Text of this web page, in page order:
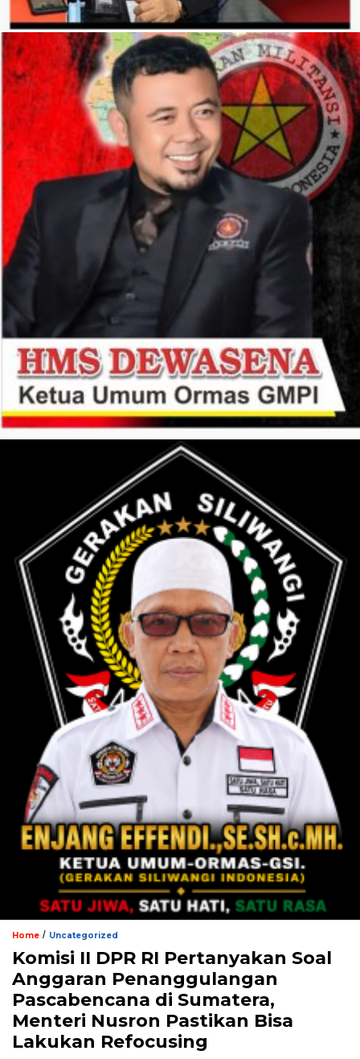
Home / Uncategorized
Komisi II DPR RI Pertanyakan Soal
Anggaran Penanggulangan
Pascabencana di Sumatera,
Menteri Nusron Pastikan Bisa
Lakukan Refocusing